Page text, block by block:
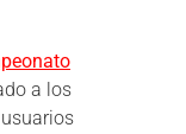
a los